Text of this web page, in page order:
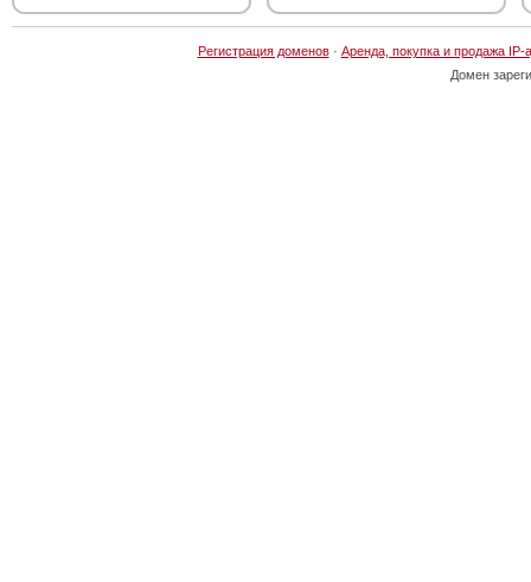
Регистрация доменов· Аренда, покупка и продажа IP-
Домен